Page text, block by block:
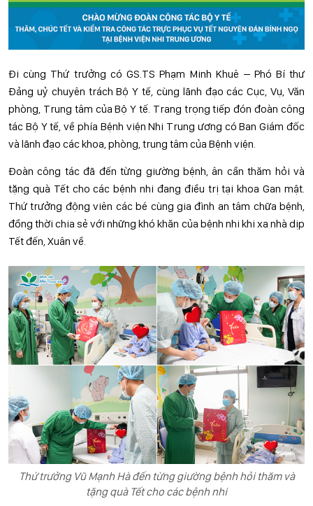
Đi cùng Thứ trưởng có GS.TS Phạm Minh Khuê – Phó Bí thư
Đảng uỷ chuyên trách Bộ Y tế, cùng lãnh đạo các Cục, Vụ, Văn
phòng, Trung tâm của Bộ Y tế. Trang trọng tiếp đón đoàn công
tác Bộ Y tế, về phía Bệnh viện Nhi Trung ương có Ban Giám đốc
và lãnh đạo các khoa, phòng, trung tâm của Bệnh viện.
Đoàn công tác đã đến từng giường bệnh, ân cần thăm hỏi và
tặng quà Tết cho các bệnh nhi đang điều trị tại khoa Gan mật.
Thứ trưởng động viên các bé cùng gia đình an tâm chữa bệnh,
đồng thời chia sẻ với những khó khăn của bệnh nhi khi xa nhà dịp
Tết đến, Xuân về.
Thứ trưởng Vũ Mạnh Hà đến từng giường bệnh hỏi thăm và
tặng quà Tết cho các bệnh nhi